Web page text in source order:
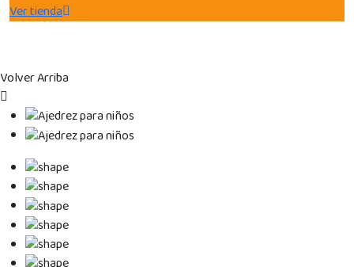
Ver tienda
Volver Arriba